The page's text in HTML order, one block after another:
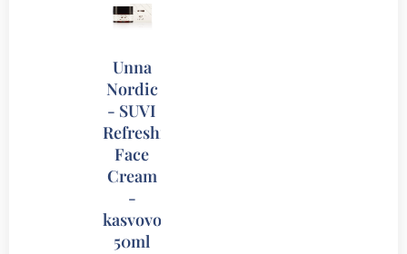
Unna
Nordic
- SUVI
Refreshing
Face
Cream
-
kasvovoide
50ml